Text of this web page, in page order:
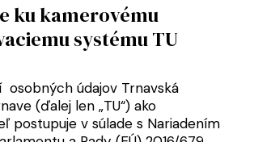
ku kamerovému
systému TU
osobných údajov Trnavská
(ďalej len „TU“) ako
postupuje v súlade s Nariadením